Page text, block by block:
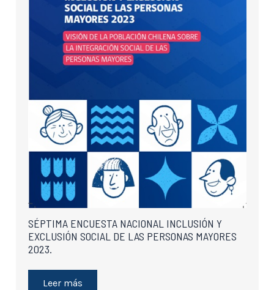
SÉPTIMA ENCUESTA NACIONAL INCLUSIÓN Y
EXCLUSIÓN SOCIAL DE LAS PERSONAS MAYORES
2023.
Leer más